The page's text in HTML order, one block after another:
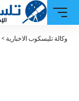
وكالة تليسكوب الاخبارية >